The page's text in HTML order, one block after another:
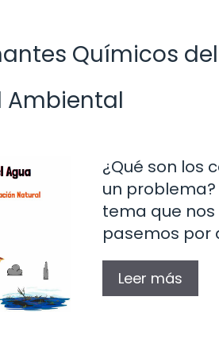
Químicos
Ambiental
¿Qué son los
un
tema que
pasemos por
Leer más